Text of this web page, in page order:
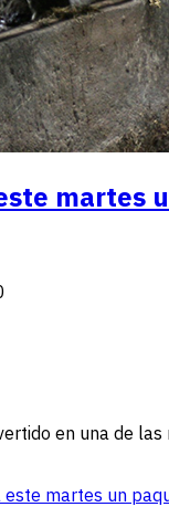
martes
en una de
martes un